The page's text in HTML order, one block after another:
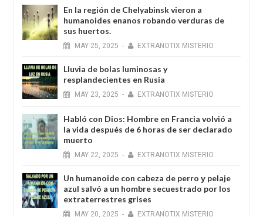
En la región de Chelyabinsk vieron a
humanoides enanos robando verduras de
sus huertos.
MAY 25, 2025 - EXTRANOTIX MISTERIO
Lluvia de bolas luminosas y
resplandecientes en Rusia
MAY 23, 2025 - EXTRANOTIX MISTERIO
Habló con Dios: Hombre en Francia volvió a
la vida después de 6 horas de ser declarado
muerto
MAY 22, 2025 - EXTRANOTIX MISTERIO
Un humanoide con cabeza de perro у pelaje
azul salvó a un hombre secuestrado por los
extraterrestres grises
MAY 20, 2025 - EXTRANOTIX MISTERIO